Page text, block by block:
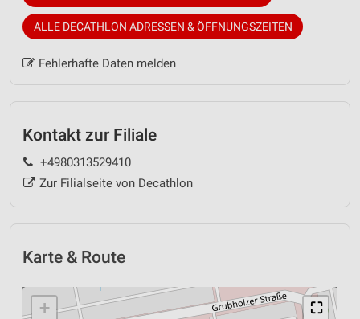
ALLE DECATHLON ADRESSEN & ÖFFNUNGSZEITEN
Fehlerhafte Daten melden
Kontakt zur Filiale
+4980313529410
Zur Filialseite von Decathlon
Karte & Route
⛶
+